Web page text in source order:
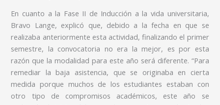
En cuanto a la Fase II de Inducción a la vida universitaria,
Bravo Lange, explicó que, debido a la fecha en que se
realizaba anteriormente esta actividad, finalizando el primer
semestre, la convocatoria no era la mejor, es por esta
razón que la modalidad para este año será diferente. “Para
remediar la baja asistencia, que se originaba en cierta
medida porque muchos de los estudiantes estaban con
otro tipo de compromisos académicos, este año se